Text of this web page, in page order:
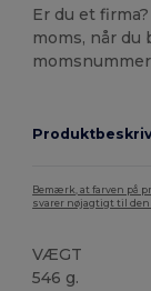
Er du et
moms, når du
Bemærk, at farven på
svarer nøjagtigt til
VÆGT
546 g.